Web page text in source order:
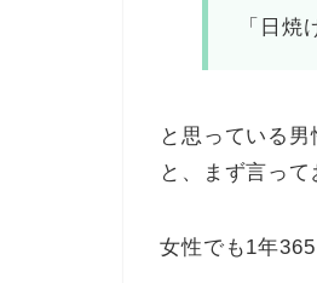
「日焼
と思っている男
と、まず言って
女性でも1年